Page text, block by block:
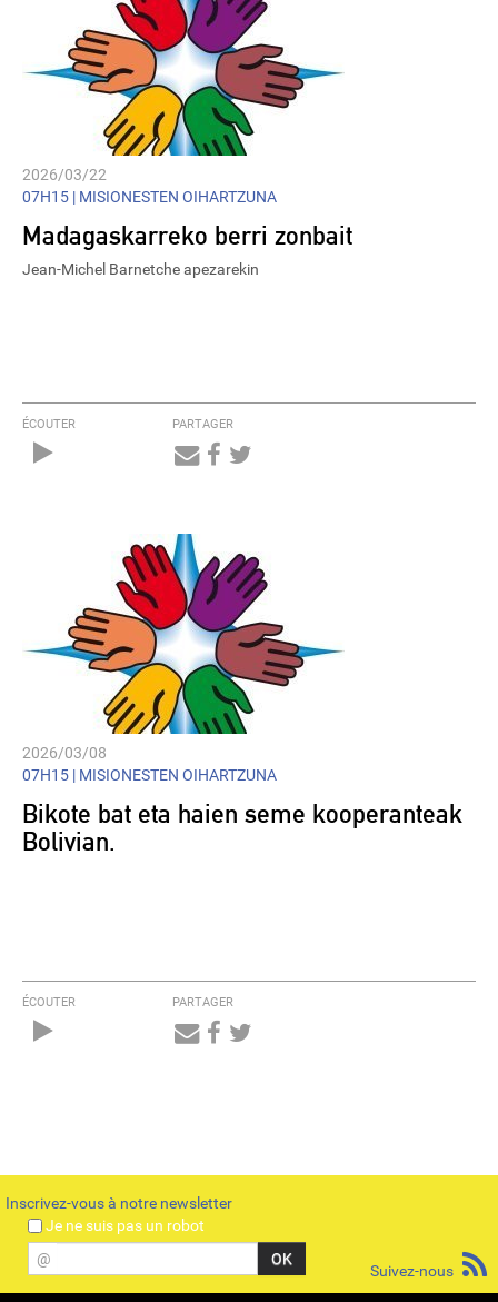
2026/03/22
07H15 | MISIONESTEN OIHARTZUNA
Madagaskarreko berri zonbait
Jean-Michel Barnetche apezarekin
ÉCOUTER PARTAGER
2026/03/08
07H15 | MISIONESTEN OIHARTZUNA
Bikote bat eta haien seme kooperanteak
Bolivian.
ÉCOUTER PARTAGER
Inscrivez-vous à notre newsletter
Je ne suis pas un robot
@
Suivez-nous